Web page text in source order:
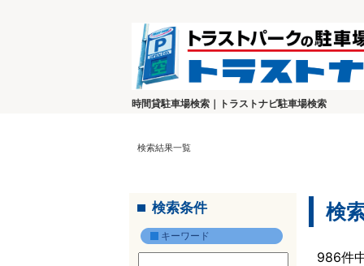
時間貸駐車場検索｜トラストナビ駐車場検索
検索結果一覧
検索条件
キーワード
検
986件